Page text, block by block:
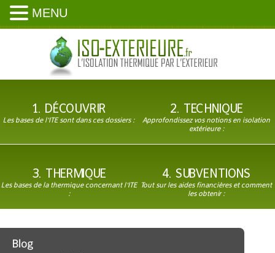
1. DÉCOUVRIR
Les bases de l'ITE sont dans ces dossiers :
2. TECHNIQUE
Approfondissez vos notions en isolation
extérieure :
3. THERMIQUE
Les bases de la thermique concernant l'ITE
:
4. SUBVENTIONS
Tout sur les aides financières et comment
les obtenir :
MENU